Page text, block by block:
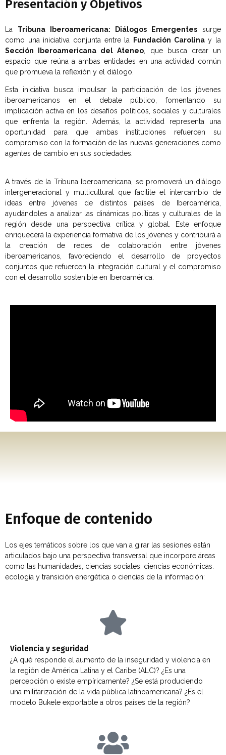
Presentación y Objetivos​​​​
La Tribuna Iberoamericana: Diálogos Emergentes surge
como una iniciativa conjunta entre la
Fundación Carolinay la
Sección Iberoamericana del Ateneo , que busca crear un
espacio que reúna a ambas entidades en una actividad común
que promueva la reflexión y el diálogo.
Esta iniciativa busca impulsar la participación de los jóvenes
iberoamericanos en el debate público, fomentando su
implicación activa en los desafíos políticos, sociales y culturales
que enfrenta la región. Además, la actividad representa una
oportunidad para que ambas instituciones refuercen su
compromiso con la formación de las nuevas generaciones como
agentes de cambio en sus sociedades.
A través de la Tribuna Iberoamericana, se promoverá un diálogo
intergeneracional y multicultural que facilite el intercambio de
ideas entre jóvenes de distintos países de Iberoamérica,
ayudándoles a analizar las dinámicas políticas y culturales de la
región desde una perspectiva crítica y global. Este enfoque
enriquecerá la experiencia formativa de los jóvenes y contribuirá a
la creación de redes de colaboración entre jóvenes
iberoamericanos, favoreciendo el desarrollo de proyectos
conjuntos que refuercen la integración cultural y el compromiso
con el desarrollo sostenible en Iberoamérica.
Enfoque de contenido
Los ejes temáticos sobre los que van a girar las sesiones están
articulados bajo una perspectiva transversal que incorpore áreas
como las humanidades, ciencias sociales, ciencias económicas.
ecología y transición energética o ciencias de la información:
Violencia y seguridad
¿A qué responde el aumento de la inseguridad y violencia en
la región de América Latina y el Caribe (ALC)? ¿Es una
percepción o existe empíricamente? ¿Se está produciendo
una militarización de la vida pública latinoamericana? ¿Es el
modelo Bukele exportable a otros países de la región?